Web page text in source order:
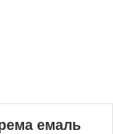
емаль